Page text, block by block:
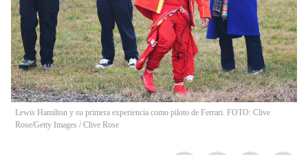
Lewis Hamilton y su primera experiencia como piloto de Ferrari. FOTO: Clive
Rose/Getty Images / Clive Rose